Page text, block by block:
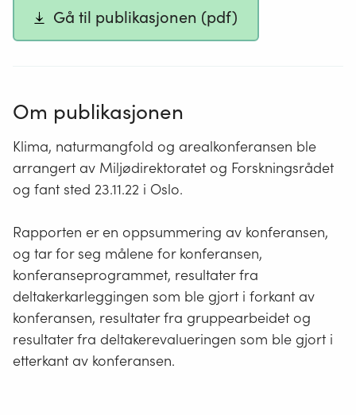
Gå til publikasjonen (pdf)
Om publikasjonen
Klima, naturmangfold og arealkonferansen ble
arrangert av Miljødirektoratet og Forskningsrådet
og fant sted 23.11.22 i Oslo.
Rapporten er en oppsummering av konferansen,
og tar for seg målene for konferansen,
konferanseprogrammet, resultater fra
deltakerkarleggingen som ble gjort i forkant av
konferansen, resultater fra gruppearbeidet og
resultater fra deltakerevalueringen som ble gjort i
etterkant av konferansen.